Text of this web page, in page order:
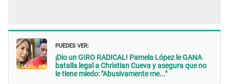
PUEDES VER:
¡Dio un GIRO RADICAL! Pamela López le GANA
batalla legal a Christian Cueva y asegura que no
le tiene miedo: "Abusivamente me..."